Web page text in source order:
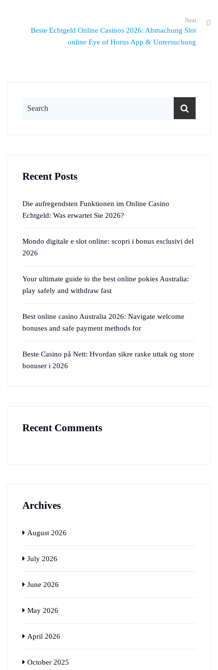
Next
Beste Echtgeld Online Casinos 2026: Abmachung Slot
online Eye of Horus App & Untersuchung
Recent Posts
Die aufregendsten Funktionen im Online Casino
Echtgeld: Was erwartet Sie 2026?
Mondo digitale e slot online: scopri i bonus esclusivi del
2026
Your ultimate guide to the best online pokies Australia:
play safely and withdraw fast
Best online casino Australia 2026: Navigate welcome
bonuses and safe payment methods for
Beste Casino på Nett: Hvordan sikre raske uttak og store
bonuser i 2026
Recent Comments
Archives
August 2026
July 2026
June 2026
May 2026
April 2026
October 2025